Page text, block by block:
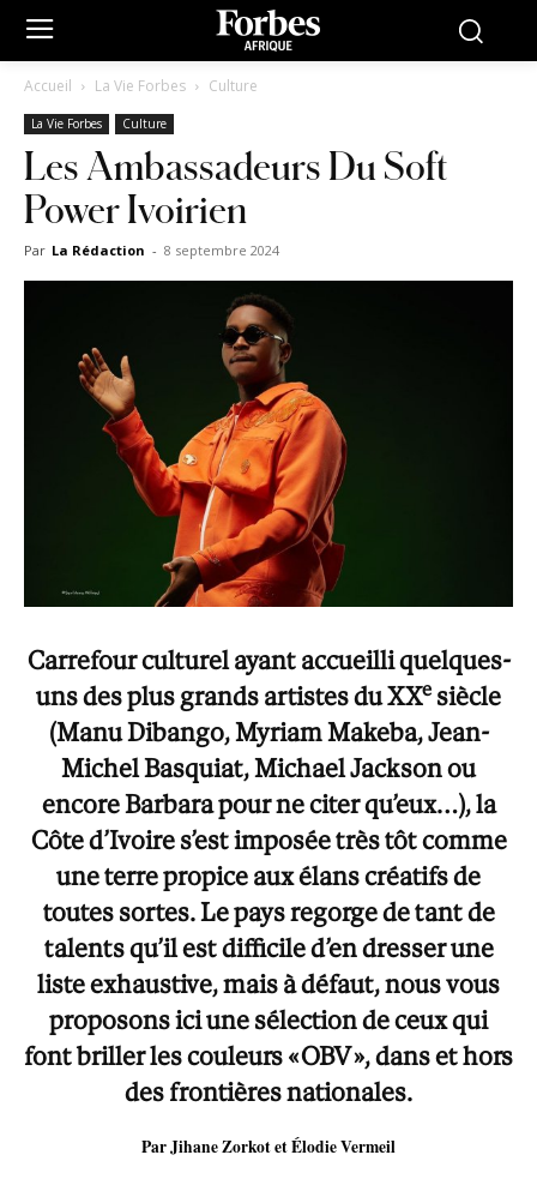
Accueil La Vie Forbes Culture
La Vie Forbes Culture
Les Ambassadeurs Du Soft
Power Ivoirien
Par La Rédaction - 8 septembre 2024
Carrefour culturel ayant accueilli quelques-
uns des plus grands artistes du XXe siècle
(Manu Dibango, Myriam Makeba, Jean-
Michel Basquiat, Michael Jackson ou
encore Barbara pour ne citer qu’eux…), la
Côte d’Ivoire s’est imposée très tôt comme
une terre propice aux élans créatifs de
toutes sortes. Le pays regorge de tant de
talents qu’il est difficile d’en dresser une
liste exhaustive, mais à défaut, nous vous
proposons ici une sélection de ceux qui
font briller les couleurs « OBV », dans et hors
des frontières nationales.
Par Jihane Zorkot et Élodie Vermeil